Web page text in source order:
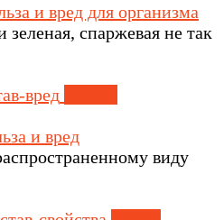
и вред для организма
зеленая, спаржевая не так
и вред
виду